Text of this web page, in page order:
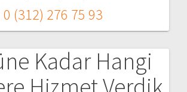
0 (312) 276 75 93
Kadar Hangi